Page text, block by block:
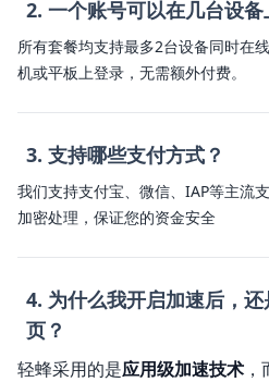
2. 一个账号可以在几台设备
所有套餐均支持最多2台设备同时在
机或平板上登录，无需额外付费。
3. 支持哪些支付方式？
我们支持支付宝、微信、IAP等主流
加密处理，保证您的资金安全
4. 为什么我开启加速后，
页？
轻蜂采用的是应用级加速技术